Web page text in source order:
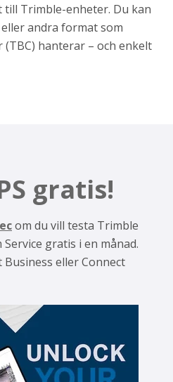
till Trimble-enheter. Du kan
andra format som
hanterar – och enkelt
gratis!
om du vill testa Trimble
gratis i en månad.
eller Connect